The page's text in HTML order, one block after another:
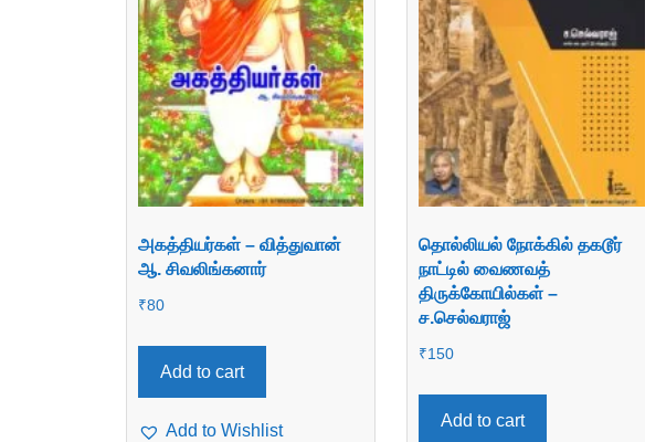
அகத்தியர்கள் – வித்துவான்
ஆ. சிவலிங்கனார்
₹80
Add to cart
Add to Wishlist
தொல்லியல் நோக்கில் தகடூர்
நாட்டில் வைணவத்
திருக்கோயில்கள் –
ச.செல்வராஜ்
₹150
Add to cart